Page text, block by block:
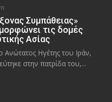
Συμπάθειας»
τις δομές
Ασίας
Ηγέτης του Ιράν,
στην πατρίδα του,...